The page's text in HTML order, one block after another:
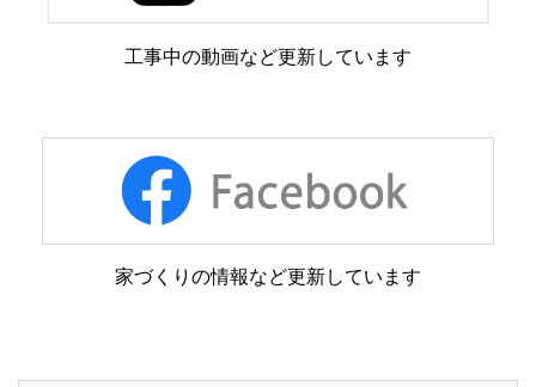
工事中の動画など更新しています
家づくりの情報など更新しています